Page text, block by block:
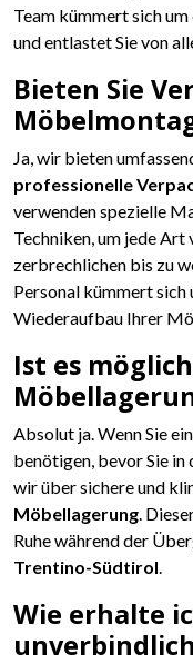
Team kümmert sich
und entlastet Sie von
Bieten Sie
Ja, wir bieten
professionelle
verwenden spezielle
Techniken, um jede Art
zerbrechlichen bis zu
Personal kümmert
Wiederaufbau Ihrer
Ist es
Absolut ja. Wenn Sie
benötigen, bevor Sie in
wir über sichere und
Möbellagerung .
Ruhe während der
Trentino-Südtirol
Wie erhalte